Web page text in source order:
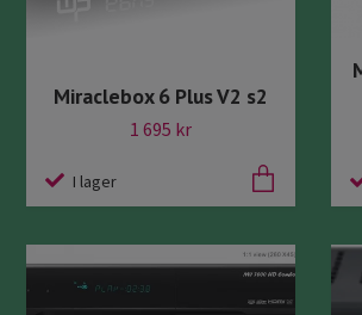
Miraclebox 6 Plus V2 s2
1 695 kr
I lager